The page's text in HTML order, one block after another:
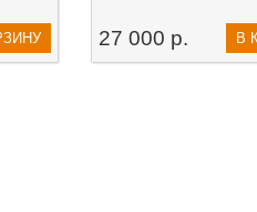
27 000 р. В